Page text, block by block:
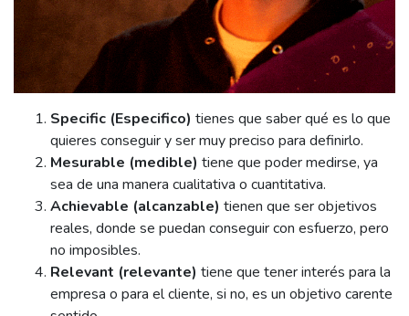
Specific (Especifico) tienes que saber qué es lo que
quieres conseguir y ser muy preciso para definirlo.
Mesurable (medible) tiene que poder medirse, ya
sea de una manera cualitativa o cuantitativa.
Achievable (alcanzable) tienen que ser objetivos
reales, donde se puedan conseguir con esfuerzo, pero
no imposibles.
Relevant (relevante) tiene que tener interés para la
empresa o para el cliente, si no, es un objetivo carente